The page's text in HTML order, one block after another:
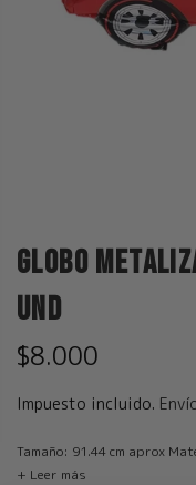
Globo
und
$8.000
Impuesto incluido.
Tamaño: 91.44 cm aprox
+ Leer más